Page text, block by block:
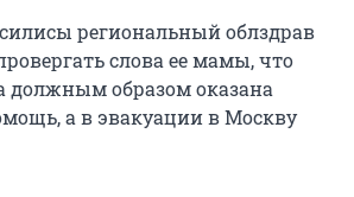
региональный облздрав
слова ее мамы, что
должным образом оказана
а в эвакуации в Москву